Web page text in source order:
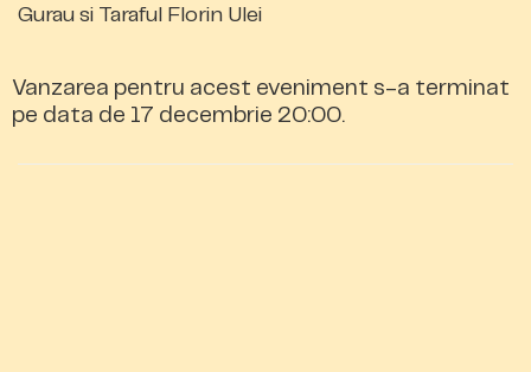
Gurau si Taraful Florin Ulei
Vanzarea pentru acest eveniment s-a terminat
pe data de 17 decembrie 20:00.